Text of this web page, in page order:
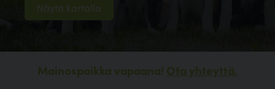
Näytä kartalla
Mainospaikka vapaana! Ota yhteyttä.